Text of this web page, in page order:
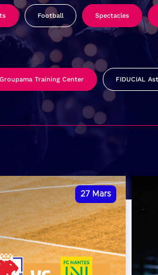
Football Spectacles
Groupama Training Center FIDUCIAL
27 Mars